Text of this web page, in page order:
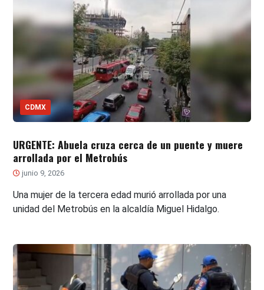
CDMX
URGENTE: Abuela cruza cerca de un puente y muere
arrollada por el Metrobús
junio 9, 2026
Una mujer de la tercera edad murió arrollada por una
unidad del Metrobús en la alcaldía Miguel Hidalgo.